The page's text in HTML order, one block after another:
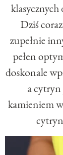
klasycznych
Dziś
zupełnie
pełen
doskonale
a
kamieniem